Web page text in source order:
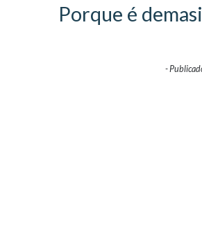
Porque é
-